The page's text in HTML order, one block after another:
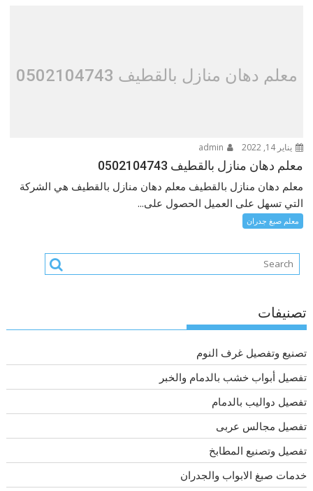
معلم دهان منازل بالقطيف 0502104743
يناير 14, 2022
معلم دهان منازل بالقطيف 0502104743
معلم دهان منازل بالقطيف معلم دهان منازل بالقطيف هي الشركة
التي تسهل على العميل الحصول على...
معلم صبغ جدران
تصنيفات
تصنيع وتفصيل غرف النوم
تفصيل أبواب خشب بالدمام والخبر
تفصيل دواليب بالدمام
تفصيل مجالس عربى
تفصيل وتصنيع المطابخ
خدمات صبغ الابواب والجدران